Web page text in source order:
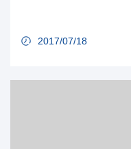
2017/07/18